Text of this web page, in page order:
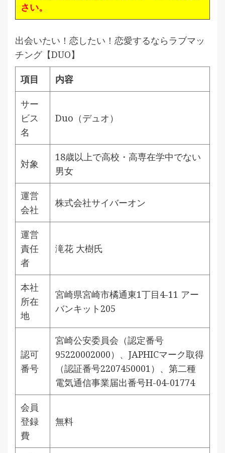
さい。
出会いたい！恋したい！恋愛するならラブマッ
チング【DUO】
項目 内容
サー
ビス
名
Duo（デュオ）
対象
18歳以上で高校・高専在学中でない
男女
運営
会社
株式会社サイバーオン
運営
責任
者
滝花 大樹氏
本社
所在
地
宮崎県宮崎市橘通東1丁目4-11 アー
バンキット205
認可
番号
宮崎公安委員会（認定番号
95220002000）、JAPHICマーク取得
（認証番号2207450001）、第二種
電気通信事業届出番号H-04-01774
会員
登録
費
無料